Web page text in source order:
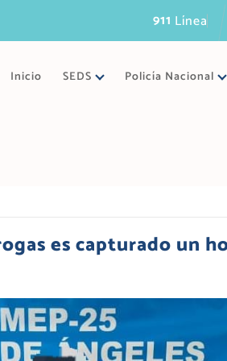
nicadee
Inicio SEDS Policía Nacional
es capturado un